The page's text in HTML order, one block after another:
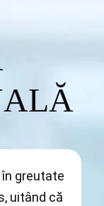
greutate
uitând că